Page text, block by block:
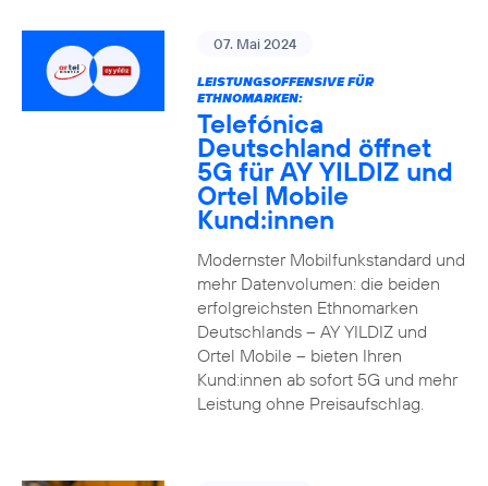
07. Mai 2024
LEISTUNGSOFFENSIVE FÜR
ETHNOMARKEN:
Telefónica
Deutschland öffnet
5G für AY YILDIZ und
Ortel Mobile
Kund:innen
Modernster Mobilfunkstandard und
mehr Datenvolumen: die beiden
erfolgreichsten Ethnomarken
Deutschlands – AY YILDIZ und
Ortel Mobile – bieten Ihren
Kund:innen ab sofort 5G und mehr
Leistung ohne Preisaufschlag.